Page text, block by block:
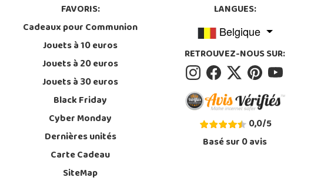
FAVORIS:
Cadeaux pour Communion
Jouets à 10 euros
Jouets à 20 euros
Jouets à 30 euros
Black Friday
Cyber Monday
Dernières unités
Carte Cadeau
SiteMap
LANGUES:
Belgique
RETROUVEZ-NOUS SUR:
0,0/5
Basé sur0avis